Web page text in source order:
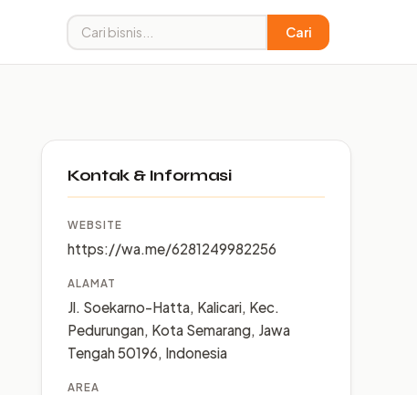
Cari
Kontak & Informasi
WEBSITE
https://wa.me/6281249982256
ALAMAT
Jl. Soekarno-Hatta, Kalicari, Kec.
Pedurungan, Kota Semarang, Jawa
Tengah 50196, Indonesia
AREA